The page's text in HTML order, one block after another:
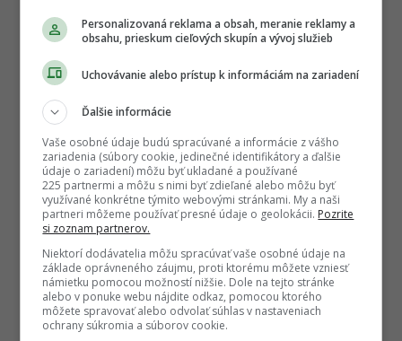
Personalizovaná reklama a obsah, meranie reklamy a
obsahu, prieskum cieľových skupín a vývoj služieb
Uchovávanie alebo prístup k informáciám na zariadení
Ďalšie informácie
Vaše osobné údaje budú spracúvané a informácie z vášho
zariadenia (súbory cookie, jedinečné identifikátory a ďalšie
údaje o zariadení) môžu byť ukladané a používané
225 partnermi a môžu s nimi byť zdieľané alebo môžu byť
využívané konkrétne týmito webovými stránkami. My a naši
partneri môžeme používať presné údaje o geolokácii. Pozrite
si zoznam partnerov.
Niektorí dodávatelia môžu spracúvať vaše osobné údaje na
základe oprávneného záujmu, proti ktorému môžete vzniesť
námietku pomocou možností nižšie. Dole na tejto stránke
alebo v ponuke webu nájdite odkaz, pomocou ktorého
môžete spravovať alebo odvolať súhlas v nastaveniach
ochrany súkromia a súborov cookie.